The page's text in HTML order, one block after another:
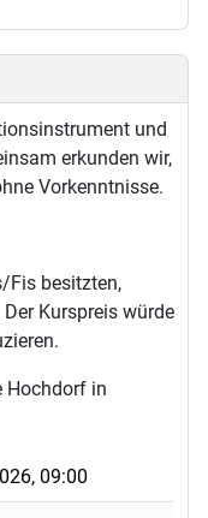
und
erkunden wir,
Vorkenntnisse.
Fis besitzten,
Kurspreis würde
Hochdorf in
09:00